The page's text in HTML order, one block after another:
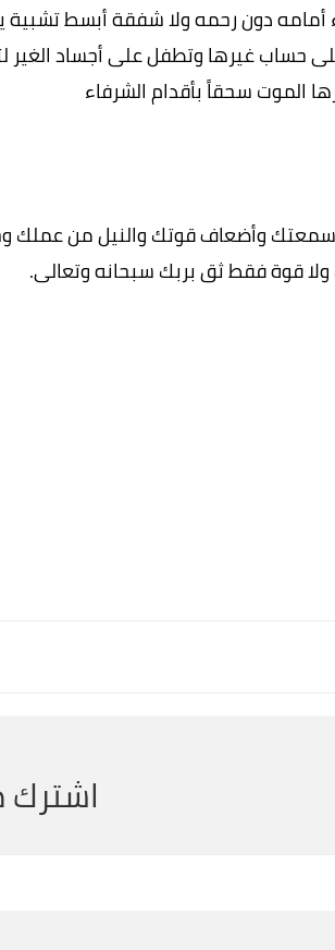
أمامه دون رحمه ولا شفقة أبسط
حساب غيرها وتطفل على أجساد
الموت سحقاً بأقدام الشرفاء
وأضعاف قوتك والنيل من عملك
قوة فقط ثق بربك سبحانه وتعالى.
اشترك